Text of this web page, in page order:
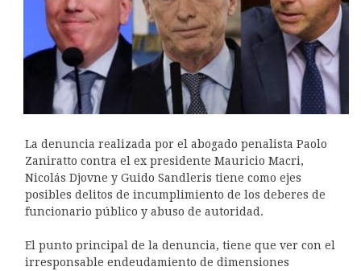
La denuncia realizada por el abogado penalista Paolo
Zaniratto contra el ex presidente Mauricio Macri,
Nicolás Djovne y Guido Sandleris tiene como ejes
posibles delitos de incumplimiento de los deberes de
funcionario público y abuso de autoridad.
El punto principal de la denuncia, tiene que ver con el
irresponsable endeudamiento de dimensiones